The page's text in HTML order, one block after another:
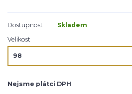
Dostupnost
Skladem
Velikost
Nejsme plátci DPH